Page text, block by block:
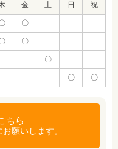
金 土 日 祝
〇
〇
〇
〇 〇
ちら
願いします。